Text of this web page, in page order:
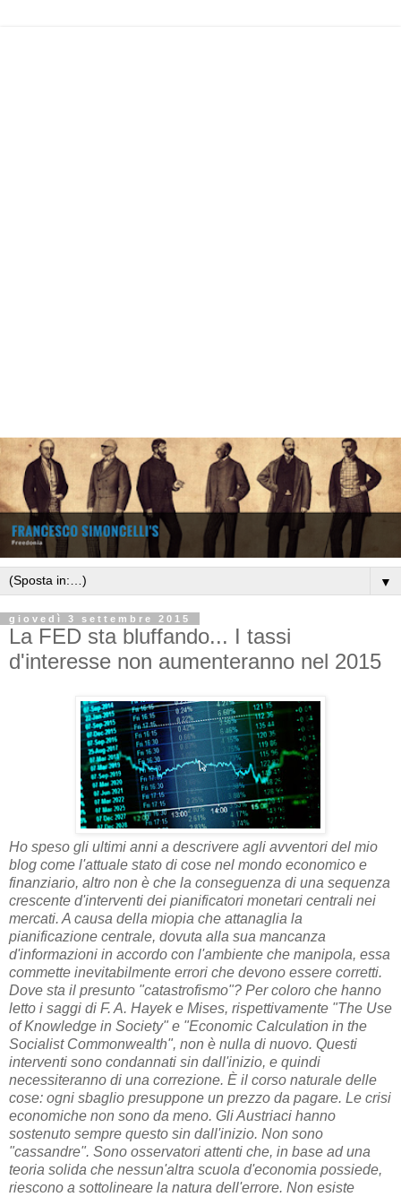
▼
giovedì 3 settembre 2015
La FED sta bluffando... I tassi
d'interesse non aumenteranno nel 2015
Ho speso gli ultimi anni a descrivere agli avventori del mio
blog come l'attuale stato di cose nel mondo economico e
finanziario, altro non è che la conseguenza di una sequenza
crescente d'interventi dei pianificatori monetari centrali nei
mercati. A causa della miopia che attanaglia la
pianificazione centrale, dovuta alla sua mancanza
d'informazioni in accordo con l'ambiente che manipola, essa
commette inevitabilmente errori che devono essere corretti.
Dove sta il presunto "catastrofismo"? Per coloro che hanno
letto i saggi di F. A. Hayek e Mises, rispettivamente "The Use
of Knowledge in Society" e "Economic Calculation in the
Socialist Commonwealth", non è nulla di nuovo. Questi
interventi sono condannati sin dall'inizio, e quindi
necessiteranno di una correzione. È il corso naturale delle
cose: ogni sbaglio presuppone un prezzo da pagare. Le crisi
economiche non sono da meno. Gli Austriaci hanno
sostenuto sempre questo sin dall'inizio. Non sono
"cassandre". Sono osservatori attenti che, in base ad una
teoria solida che nessun'altra scuola d'economia possiede,
riescono a sottolineare la natura dell'errore. Non esiste